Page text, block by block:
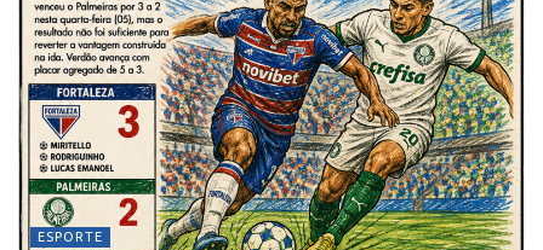
ESPORTE